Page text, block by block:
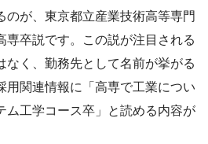
のが、東京都立産業技術高等専門
専卒説です。この説が注目される
なく、勤務先として名前が挙がる
用関連情報に「高専で工業につい
ム工学コース卒」と読める内容が